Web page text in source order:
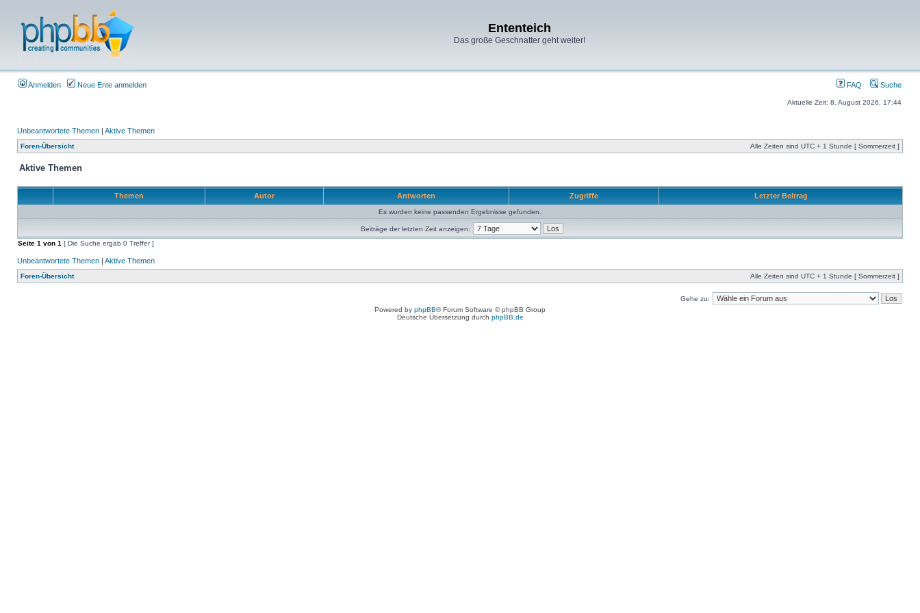
Ententeich
Das große Geschnatter geht weiter!
Anmelden Neue Ente anmelden FAQ Suche
Aktuelle Zeit: 8. August 2026, 17:44
Unbeantwortete Themen | Aktive Themen
Foren-Übersicht Alle Zeiten sind UTC + 1 Stunde [ Sommerzeit ]
Aktive Themen
Themen Autor Antworten Zugriffe Letzter Beitrag
Es wurden keine passenden Ergebnisse gefunden.
Beiträge der letzten Zeit anzeigen:
Seite 1 von 1 [ Die Suche ergab 0 Treffer ]
Unbeantwortete Themen | Aktive Themen
Foren-Übersicht Alle Zeiten sind UTC + 1 Stunde [ Sommerzeit ]
Gehe zu:
Powered by phpBB® Forum Software © phpBB Group
Deutsche Übersetzung durch phpBB.de